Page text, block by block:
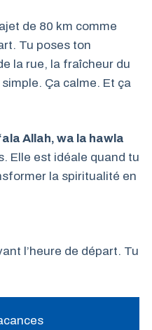
de 80 km comme
Tu poses ton
la rue, la fraîcheur du
simple. Ça calme. Et ça
Allah, wa la hawla
Elle est idéale quand tu
la spiritualité en
l’heure de départ. Tu